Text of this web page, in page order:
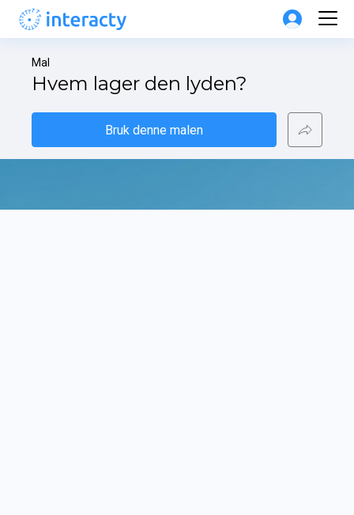
Mal
Hvem lager den lyden?
Bruk denne malen